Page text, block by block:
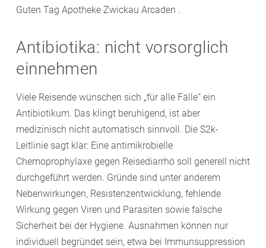
Guten Tag Apotheke Zwickau Arcaden .
Antibiotika: nicht vorsorglich
einnehmen
Viele Reisende wünschen sich „für alle Fälle“ ein
Antibiotikum. Das klingt beruhigend, ist aber
medizinisch nicht automatisch sinnvoll. Die S2k-
Leitlinie sagt klar: Eine antimikrobielle
Chemoprophylaxe gegen Reisediarrhö soll generell nicht
durchgeführt werden. Gründe sind unter anderem
Nebenwirkungen, Resistenzentwicklung, fehlende
Wirkung gegen Viren und Parasiten sowie falsche
Sicherheit bei der Hygiene. Ausnahmen können nur
individuell begründet sein, etwa bei Immunsuppression